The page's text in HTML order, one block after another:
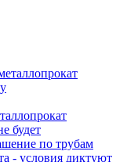
будет
по трубам
- условия диктуют